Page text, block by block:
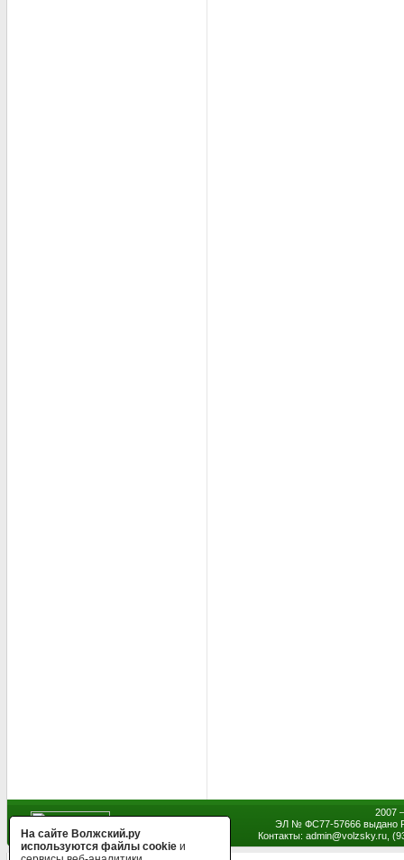
2007
ЭЛ № ФС77-57666 выдано
Контакты: admin@volzsky.ru,
На сайте Волжский.ру
используются файлы cookie и